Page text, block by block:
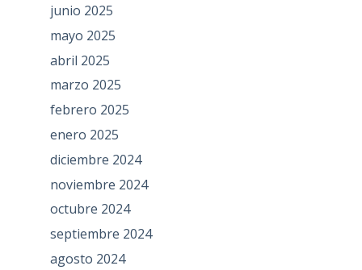
junio 2025
mayo 2025
abril 2025
marzo 2025
febrero 2025
enero 2025
diciembre 2024
noviembre 2024
octubre 2024
septiembre 2024
agosto 2024